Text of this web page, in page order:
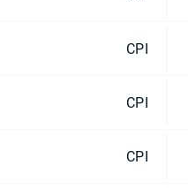
CPI
CPI
CPI